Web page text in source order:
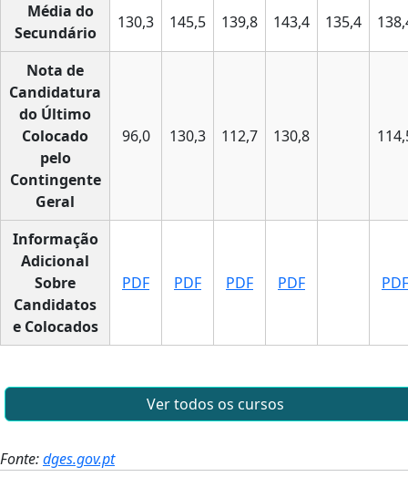
Média do
Secundário
130,3 145,5 139,8 143,4 135,4
Nota de
Candidatura
do Último
Colocado
pelo
Contingente
Geral
96,0 130,3 112,7 130,8
Informação
Adicional
Sobre
Candidatos
e Colocados
PDF PDF PDF PDF PDF
Ver todos os cursos
Fonte:dges.gov.pt